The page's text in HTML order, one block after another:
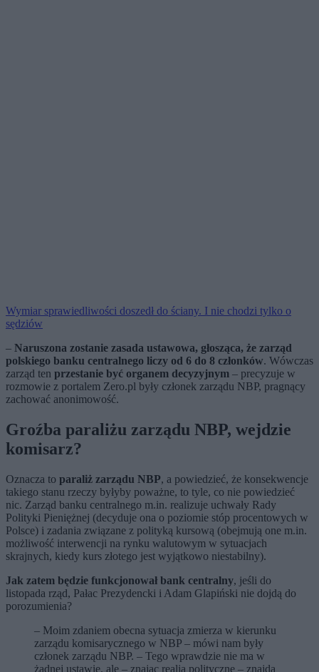
Wymiar sprawiedliwości doszedł do ściany. I nie chodzi tylko o
sędziów
– Naruszona zostanie zasada ustawowa, głosząca, że zarząd
polskiego banku centralnego liczy od 6 do 8 członków. Wówczas
zarząd ten przestanie być organem decyzyjnym – precyzuje w
rozmowie z portalem Zero.pl były członek zarządu NBP, pragnący
zachować anonimowość.
Groźba paraliżu zarządu NBP, wejdzie
komisarz?
Oznacza to paraliż zarządu NBP, a powiedzieć, że konsekwencje
takiego stanu rzeczy byłyby poważne, to tyle, co nie powiedzieć
nic. Zarząd banku centralnego m.in. realizuje uchwały Rady
Polityki Pieniężnej (decyduje ona o poziomie stóp procentowych w
Polsce) i zadania związane z polityką kursową (obejmują one m.in.
możliwość interwencji na rynku walutowym w sytuacjach
skrajnych, kiedy kurs złotego jest wyjątkowo niestabilny).
Jak zatem będzie funkcjonował bank centralny, jeśli do
listopada rząd, Pałac Prezydencki i Adam Glapiński nie dojdą do
porozumienia?
– Moim zdaniem obecna sytuacja zmierza w kierunku
zarządu komisarycznego w NBP – mówi nam były
członek zarządu NBP. – Tego wprawdzie nie ma w
żadnej ustawie, ale – znając realia polityczne – znajdą